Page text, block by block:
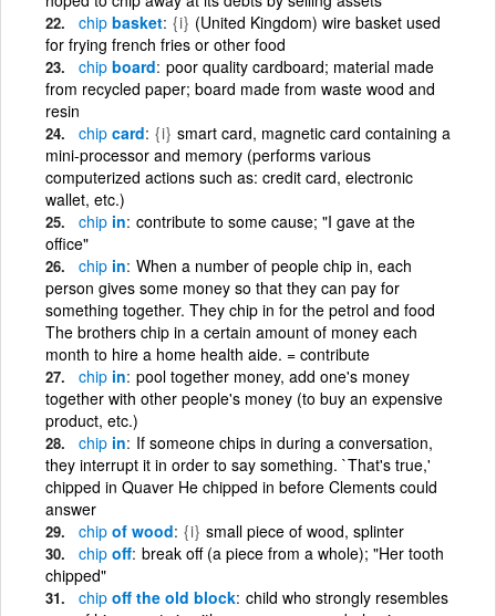
chip basket {i} (United Kingdom) wire basket used
for frying french fries or other food
chip board poor quality cardboard; material made
from recycled paper; board made from waste wood and
resin
chip card {i} smart card, magnetic card containing a
mini-processor and memory (performs various
computerized actions such as: credit card, electronic
wallet, etc.)
chip in contribute to some cause; "I gave at the
office"
chip in When a number of people chip in, each
person gives some money so that they can pay for
something together. They chip in for the petrol and food
The brothers chip in a certain amount of money each
month to hire a home health aide. = contribute
chip in pool together money, add one's money
together with other people's money (to buy an expensive
product, etc.)
chip in If someone chips in during a conversation,
they interrupt it in order to say something. `That's true,'
chipped in Quaver He chipped in before Clements could
answer
chip of wood {i} small piece of wood, splinter
chip off break off (a piece from a whole); "Her tooth
chipped"
chip off the old block child who strongly resembles